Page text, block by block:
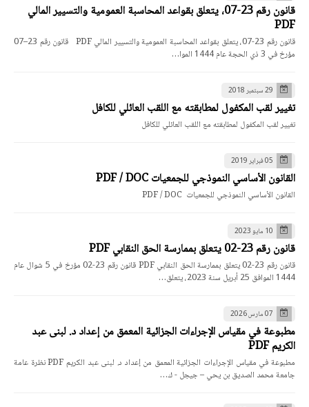
قانون رقم 23-07، يتعلق بقواعد المحاسبة العمومية والتسيير المالي
PDF
قانون رقم 23-07، يتعلق بقواعد المحاسبة العمومية والتسيير المالي PDF قانون رقم 23–07
مؤرخ في 3 ذي الحجة عام 1444 الموا…
29 سبتمبر 2018
تغيير لقب المكفول لمطابقته مع اللقب العائلي للكافل
تغيير لقب المكفول لمطابقته مع اللقب العائلي للكافل
05 فبراير 2019
القانون الأساسي النموذجي للجمعيات PDF / DOC
القانون الأساسي النموذجي للجمعيات PDF / DOC
10 مايو 2023
قانون رقم 23-02 يتعلق بممارسة الحق النقابي PDF
قانون رقم 23-02 يتعلق بممارسة الحق النقابي PDF قانون رقم 23-02 مؤرخ في 5 شوال عام
1444 الموافق 25 أبريل سنة 2023، يتعلق…
07 مارس 2026
مطبوعة في مقياس الإجراءات الجزائية المعمق من إعداد د. لبنى عبد
الكريم PDF
مطبوعة في مقياس الإجراءات الجزائية المعمق من إعداد د. لبنى عبد الكريم PDF نظرة عامة
جامعة محمد الصديق بن يحي – جيجل - ك…